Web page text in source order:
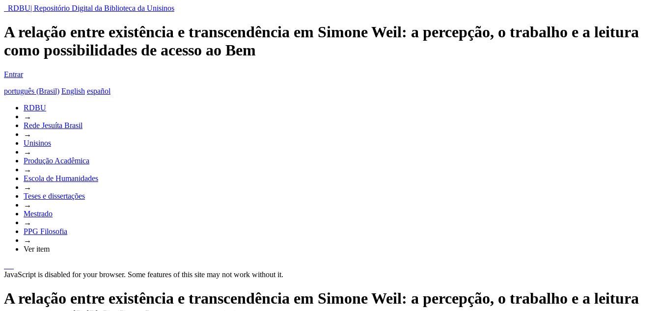
RDBU| Repositório Digital da Biblioteca da Unisinos
A relação entre existência e transcendência em Simone Weil: a percepção, o trabalho e a leitura
como possibilidades de acesso ao Bem
Entrar
português (Brasil) English español
RDBU
→
Rede Jesuíta Brasil
→
Unisinos
→
Produção Acadêmica
→
Escola de Humanidades
→
Teses e dissertações
→
Mestrado
→
PPG Filosofia
→
Ver item
JavaScript is disabled for your browser. Some features of this site may not work without it.
A relação entre existência e transcendência em Simone Weil: a percepção, o trabalho e a leitura